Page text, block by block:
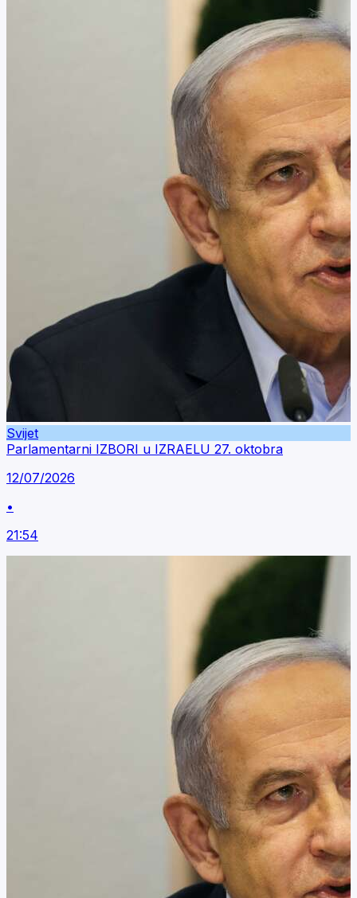
Svijet
Parlamentarni IZBORI u IZRAELU 27. oktobra
12/07/2026
•
21:54